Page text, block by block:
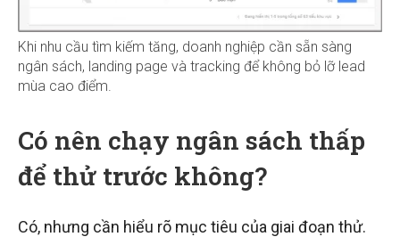
Khi nhu cầu tìm kiếm tăng, doanh nghiệp cần sẵn sàng
ngân sách, landing page và tracking để không bỏ lỡ lead
mùa cao điểm.
Có nên chạy ngân sách thấp
để thử trước không?
Có, nhưng cần hiểu rõ mục tiêu của giai đoạn thử.